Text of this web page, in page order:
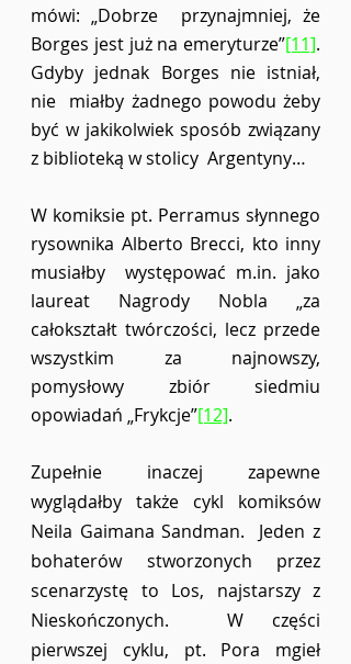
mówi: „Dobrze  przynajmniej, że
Borges jest już na emeryturze”[11].
Gdyby jednak Borges nie istniał,
nie  miałby żadnego powodu żeby
być w jakikolwiek sposób związany
z biblioteką w stolicy  Argentyny…
W komiksie pt. Perramus słynnego
rysownika Alberto Brecci, kto inny
musiałby  występować m.in. jako
laureat Nagrody Nobla „za
całokształt twórczości, lecz przede
wszystkim za najnowszy,
pomysłowy zbiór siedmiu
opowiadań „Frykcje”[12].
Zupełnie inaczej zapewne
wyglądałby także cykl komiksów
Neila Gaimana Sandman.  Jeden z
bohaterów stworzonych przez
scenarzystę to Los, najstarszy z
Nieskończonych.  W części
pierwszej cyklu, pt. Pora mgieł